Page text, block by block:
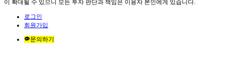
이 확대될 수 있으니 모든 투자 판단과 책임은 이용자 본인에게 있습니다.
로그인
회원가입
문의하기